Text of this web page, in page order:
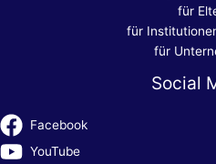
für
für
für
Social
Facebook
YouTube